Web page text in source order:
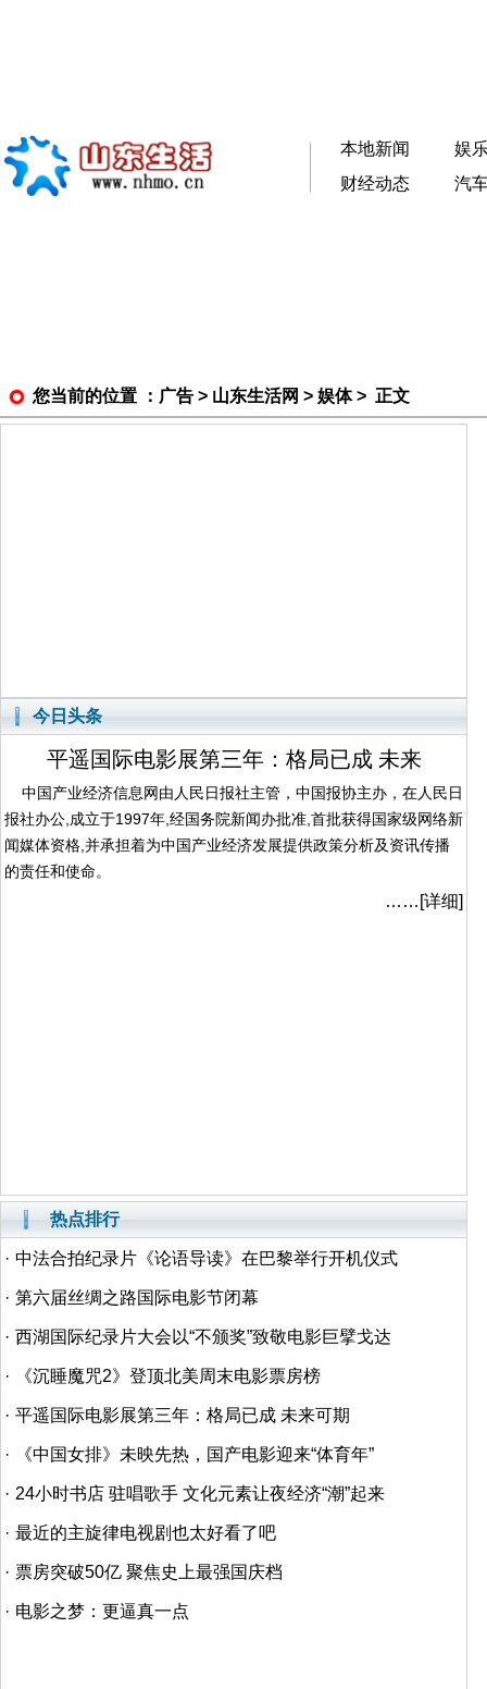
本地新闻
娱
财经动态
汽
您当前的位置 ： 广告 > 山东生活网 > 娱体> 正文
今日头条
平遥国际电影展第三年：格局已成 未来
中国产业经济信息网由人民日报社主管，中国报协主办，在人民日
报社办公,成立于1997年,经国务院新闻办批准,首批获得国家级网络新
闻媒体资格,并承担着为中国产业经济发展提供政策分析及资讯传播
的责任和使命。
…… [详细]
热点排行
· 中法合拍纪录片《论语导读》在巴黎举行开机仪式
· 第六届丝绸之路国际电影节闭幕
· 西湖国际纪录片大会以“不颁奖”致敬电影巨擘戈达
· 《沉睡魔咒2》登顶北美周末电影票房榜
· 平遥国际电影展第三年：格局已成 未来可期
· 《中国女排》未映先热，国产电影迎来“体育年”
· 24小时书店 驻唱歌手 文化元素让夜经济“潮”起来
· 最近的主旋律电视剧也太好看了吧
· 票房突破50亿 聚焦史上最强国庆档
· 电影之梦：更逼真一点